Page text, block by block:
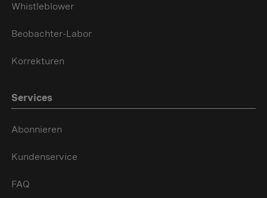
Whistleblower
Beobachter-Labor
Korrekturen
Services
Abonnieren
Kundenservice
FAQ